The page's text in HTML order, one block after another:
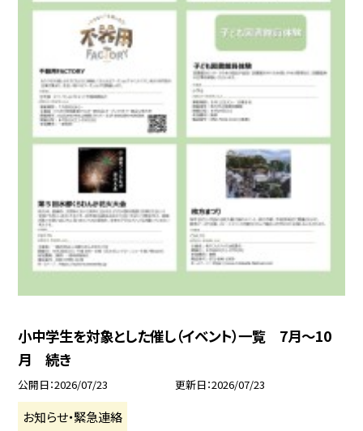
小中学生を対象とした催し（イベント）一覧 7月〜10
月 続き
公開日 2026/07/23 更新日 2026/07/23
お知らせ・緊急連絡